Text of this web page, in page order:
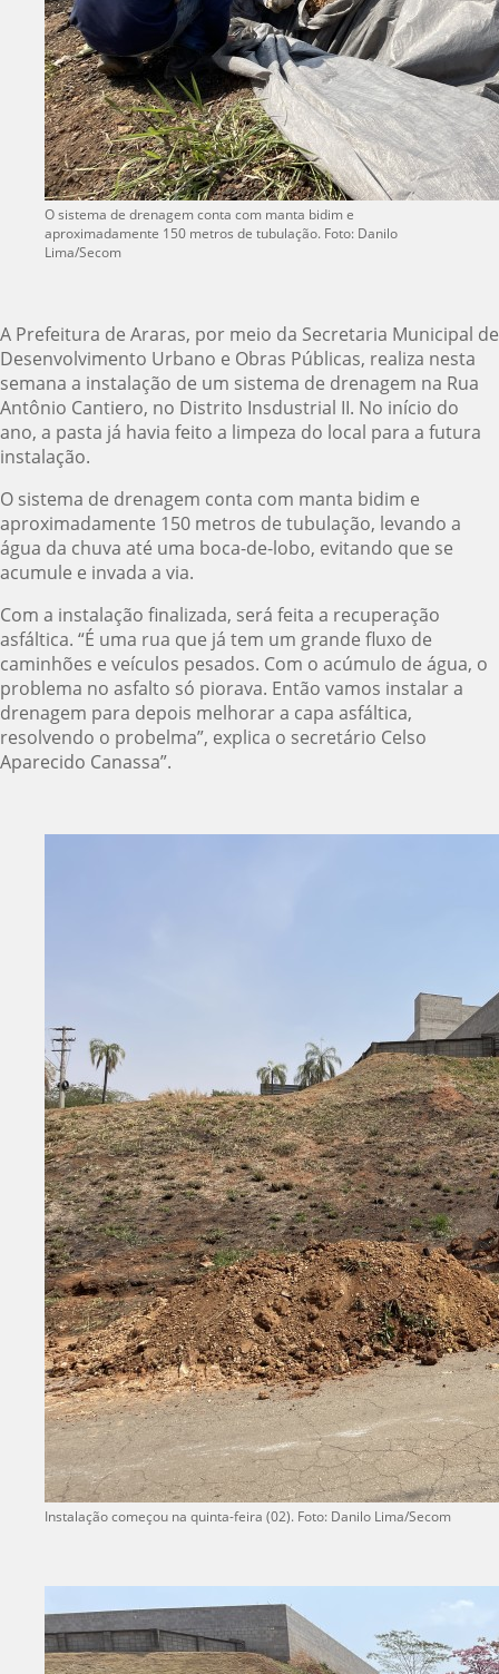
O sistema de drenagem conta com manta bidim e
aproximadamente 150 metros de tubulação. Foto: Danilo
Lima/Secom
A Prefeitura de Araras, por meio da Secretaria Municipal de
Desenvolvimento Urbano e Obras Públicas, realiza nesta
semana a instalação de um sistema de drenagem na Rua
Antônio Cantiero, no Distrito Insdustrial II. No início do
ano, a pasta já havia feito a limpeza do local para a futura
instalação.
O sistema de drenagem conta com manta bidim e
aproximadamente 150 metros de tubulação, levando a
água da chuva até uma boca-de-lobo, evitando que se
acumule e invada a via.
Com a instalação finalizada, será feita a recuperação
asfáltica. “É uma rua que já tem um grande fluxo de
caminhões e veículos pesados. Com o acúmulo de água, o
problema no asfalto só piorava. Então vamos instalar a
drenagem para depois melhorar a capa asfáltica,
resolvendo o probelma”, explica o secretário Celso
Aparecido Canassa”.
Instalação começou na quinta-feira (02). Foto: Danilo Lima/Secom